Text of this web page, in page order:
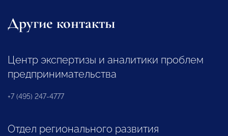
Другие контакты
Центр экспертизы и аналитики проблем
предпринимательства
+7 (495) 247-4777
Отдел регионального развития